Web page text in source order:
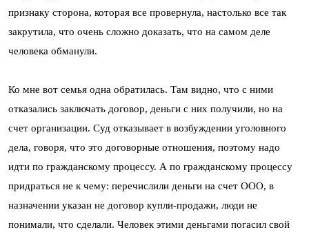
признаку сторона, которая все провернула, настолько все так
закрутила, что очень сложно доказать, что на самом деле
человека обманули.
Ко мне вот семья одна обратилась. Там видно, что с ними
отказались заключать договор, деньги с них получили, но на
счет организации. Суд отказывает в возбуждении уголовного
дела, говоря, что это договорные отношения, поэтому надо
идти по гражданскому процессу. А по гражданскому процессу
придраться не к чему: перечислили деньги на счет ООО, в
назначении указан не договор купли-продажи, люди не
понимали, что сделали. Человек этими деньгами погасил свой